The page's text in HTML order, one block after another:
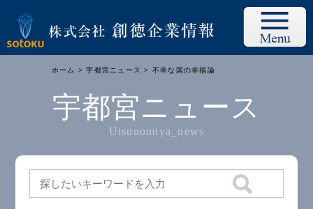
ホーム >宇都宮ニュース > 不幸な国の幸福論
宇都宮ニュース
Utsunomiya_news